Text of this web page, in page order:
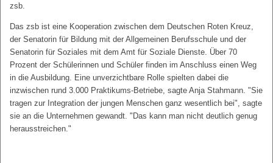
zsb.
Das zsb ist eine Kooperation zwischen dem Deutschen Roten Kreuz,
der Senatorin für Bildung mit der Allgemeinen Berufsschule und der
Senatorin für Soziales mit dem Amt für Soziale Dienste. Über 70
Prozent der Schülerinnen und Schüler finden im Anschluss einen Weg
in die Ausbildung. Eine unverzichtbare Rolle spielten dabei die
inzwischen rund 3.000 Praktikums-Betriebe, sagte Anja Stahmann. "Sie
tragen zur Integration der jungen Menschen ganz wesentlich bei", sagte
sie an die Unternehmen gewandt. "Das kann man nicht deutlich genug
herausstreichen."